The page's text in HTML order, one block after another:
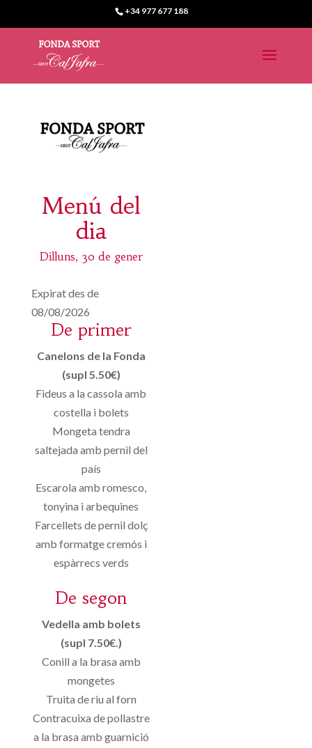
+34 977 677 188
Menú del
dia
Dilluns, 30 de gener
Expirat des de
08/08/2026
De primer
Canelons de la Fonda
(supl 5.50€)
Fideus a la cassola amb
costella i bolets
Mongeta tendra
saltejada amb pernil del
país
Escarola amb romesco,
tonyina i arbequines
Farcellets de pernil dolç
amb formatge cremós i
espàrrecs verds
De segon
Vedella amb bolets
(supl 7.50€.)
Conill a la brasa amb
mongetes
Truita de riu al forn
Contracuixa de pollastre
a la brasa amb guarnició